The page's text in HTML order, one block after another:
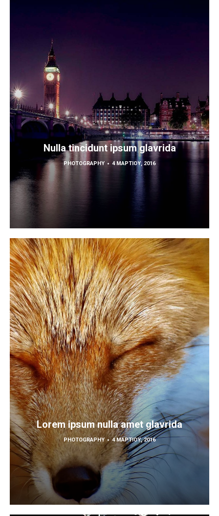
Nulla tincidunt ipsum glavrida
PHOTOGRAPHY 4 ΜΑΡΤΊΟΥ, 2016
Lorem ipsum nulla amet glavrida
PHOTOGRAPHY 4 ΜΑΡΤΊΟΥ, 2016